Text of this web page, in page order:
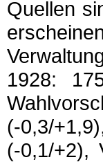
Quellen
1928:
(-0,3/
(-0,1/+2),